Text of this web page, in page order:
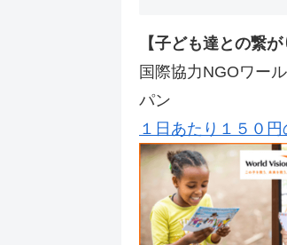
【子ども達との繋
国際協力NGOワー
パン
１日あたり１５０